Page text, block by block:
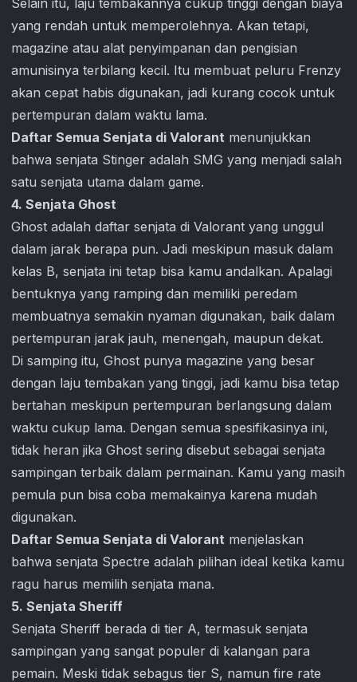
Selain itu, laju tembakannya cukup tinggi dengan biaya
yang rendah untuk memperolehnya. Akan tetapi,
magazine atau alat penyimpanan dan pengisian
amunisinya terbilang kecil. Itu membuat peluru Frenzy
akan cepat habis digunakan, jadi kurang cocok untuk
pertempuran dalam waktu lama.
Daftar Semua Senjata di Valorant menunjukkan
bahwa senjata Stinger adalah SMG yang menjadi salah
satu senjata utama dalam game.
4. Senjata Ghost
Ghost adalah daftar senjata di Valorant yang unggul
dalam jarak berapa pun. Jadi meskipun masuk dalam
kelas B, senjata ini tetap bisa kamu andalkan. Apalagi
bentuknya yang ramping dan memiliki peredam
membuatnya semakin nyaman digunakan, baik dalam
pertempuran jarak jauh, menengah, maupun dekat.
Di samping itu, Ghost punya magazine yang besar
dengan laju tembakan yang tinggi, jadi kamu bisa tetap
bertahan meskipun pertempuran berlangsung dalam
waktu cukup lama. Dengan semua spesifikasinya ini,
tidak heran jika Ghost sering disebut sebagai senjata
sampingan terbaik dalam permainan. Kamu yang masih
pemula pun bisa coba memakainya karena mudah
digunakan.
Daftar Semua Senjata di Valorant menjelaskan
bahwa senjata Spectre adalah pilihan ideal ketika kamu
ragu harus memilih senjata mana.
5. Senjata Sheriff
Senjata Sheriff berada di tier A, termasuk senjata
sampingan yang sangat populer di kalangan para
pemain. Meski tidak sebagus tier S, namun fire rate